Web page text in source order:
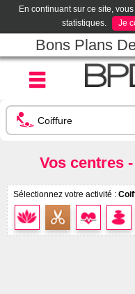
En continuant sur ce site,
statistiques.
Je
Bons Plans
Vos centres
Sélectionnez votre activité :